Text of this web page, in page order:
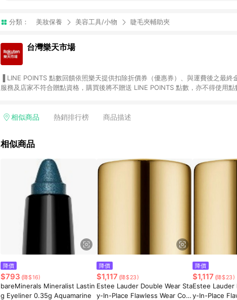
分類： 美妝保養 美容工具/小物 睫毛夾輔助夾
台灣樂天市場
服務及店家不符合贈點資格，購買後將不贈送 LINE POINTS 點數，亦不得使用
享有 LINE POINTS 回饋。 (3) 若購買之訂單（包含預購商品）未符合樂天市場 45 天內完成訂單出貨及結帳，則不符
會有時間差，如顯示之商品規格、顏色、價位、贈品與台灣樂天市場銷售網頁不符，以銷
點數回饋或點數回饋有爭議，台灣樂天市場保有更改條款與法律追訴之權利，活
相似商品 熱銷排行榜 商品描述
相似商品
降價
$793 (降$16)
bareMinerals Mineralist Lastin
g Eyeliner 0.35g Aquamarine
降價
$1,117 (降$23)
Estee Lauder Double Wear Sta
y-In-Place Flawless Wear Con
降價
$1,117 (降$23)
Estee Lauder
y-In-Place